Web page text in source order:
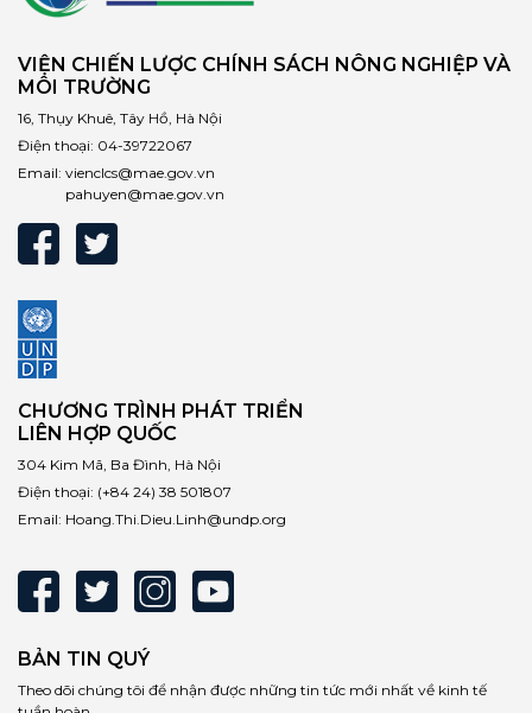
VIỆN CHIẾN LƯỢC CHÍNH SÁCH NÔNG NGHIỆP VÀ
MÔI TRƯỜNG
16, Thụy Khuê, Tây Hồ, Hà Nội
Điện thoại: 04-39722067
Email: vienclcs@mae.gov.vn
pahuyen@mae.gov.vn
CHƯƠNG TRÌNH PHÁT TRIỂN
LIÊN HỢP QUỐC
304 Kim Mã, Ba Đình, Hà Nội
Điện thoại: (+84 24) 38 501807
Email: Hoang.Thi.Dieu.Linh@undp.org
BẢN TIN QUÝ
Theo dõi chúng tôi để nhận được những tin tức mới nhất về kinh tế